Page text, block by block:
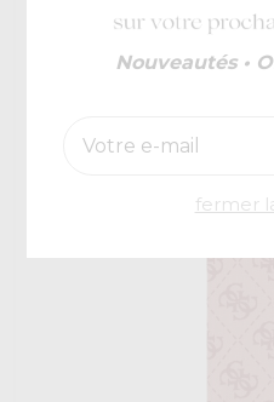
Nouveautés •
fermer